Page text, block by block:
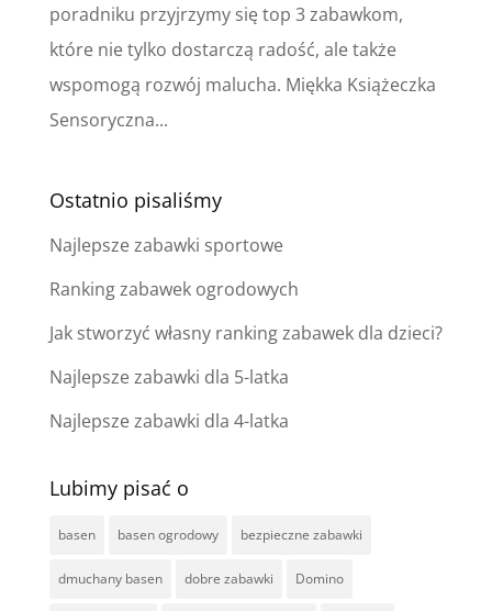
poradniku przyjrzymy się top 3 zabawkom,
które nie tylko dostarczą radość, ale także
wspomogą rozwój malucha. Miękka Książeczka
Sensoryczna...
Ostatnio pisaliśmy
Najlepsze zabawki sportowe
Ranking zabawek ogrodowych
Jak stworzyć własny ranking zabawek dla dzieci?
Najlepsze zabawki dla 5-latka
Najlepsze zabawki dla 4-latka
Lubimy pisać o
basen basen ogrodowy bezpieczne zabawki
dmuchany basen dobre zabawki Domino